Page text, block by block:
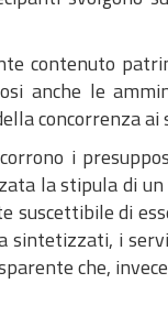
contenuto
anche le
concorrenza ai
i
la stipula di
di
sintetizzati, i
che,